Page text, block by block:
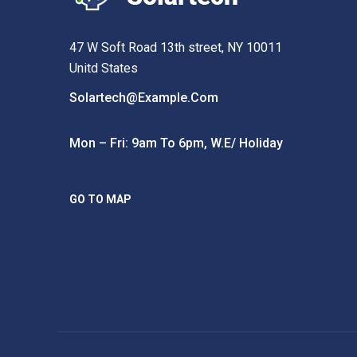
47 W Soft Road 13th street, NY 10011
Unitd States
Solartech@example.com
Mon – Fri: 9am To 6pm, W.e/ Holiday
GO TO MAP